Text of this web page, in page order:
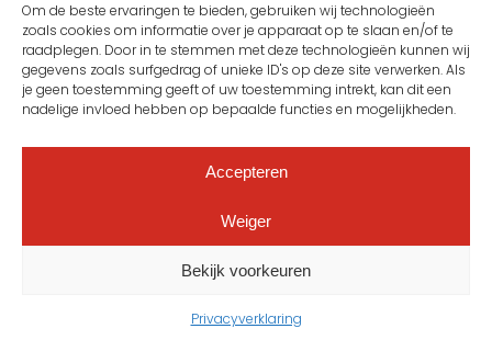
Om de beste ervaringen te bieden, gebruiken wij technologieën
zoals cookies om informatie over je apparaat op te slaan en/of te
raadplegen. Door in te stemmen met deze technologieën kunnen wij
gegevens zoals surfgedrag of unieke ID's op deze site verwerken. Als
je geen toestemming geeft of uw toestemming intrekt, kan dit een
nadelige invloed hebben op bepaalde functies en mogelijkheden.
Accepteren
Weiger
Bekijk voorkeuren
Privacyverklaring
OPENINGSTIJDEN
Gesloten van 27 t/m 31 Juli
Maandag: 10:00 tot 16:00
Dinsdag: 10:00 tot 16.00
Woensdag: 10:00 tot 16.00
Vrijdag: 10:00 tot 16.00
Zaterdag: Vanaf 15 Augustus
Zondag: Gesloten